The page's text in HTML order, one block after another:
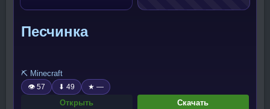
Песчинка
⛏️ Minecraft
👁 57 ⬇ 49 ★ —
Открыть Скачать